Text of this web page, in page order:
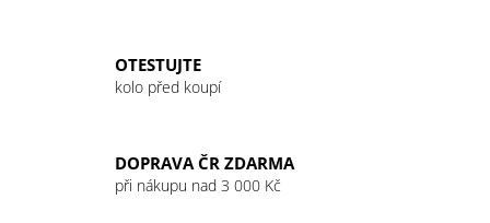
k
y
OTESTUJTE
kolo před koupí
DOPRAVA ČR ZDARMA
při nákupu nad 3 000 Kč